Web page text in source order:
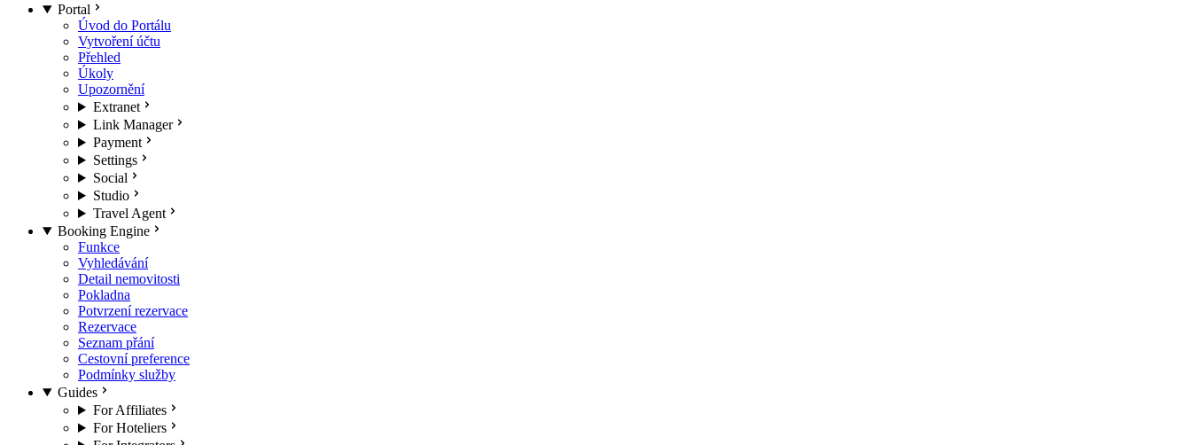
Portal
Úvod do Portálu
Vytvoření účtu
Přehled
Úkoly
Upozornění
Extranet
Link Manager
Payment
Settings
Social
Studio
Travel Agent
Booking Engine
Funkce
Vyhledávání
Detail nemovitosti
Pokladna
Potvrzení rezervace
Rezervace
Seznam přání
Cestovní preference
Podmínky služby
Guides
For Affiliates
For Hoteliers